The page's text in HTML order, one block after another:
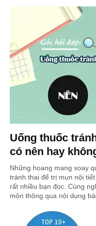
Uống thuốc
có nên hay
Những hoang mang xoay
tránh thai để trị mụn nội
rất nhiều bạn đọc. Cùng
môn thông qua nội dụng